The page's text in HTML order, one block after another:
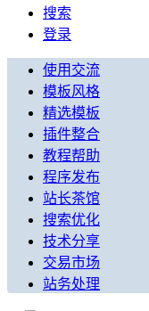
搜索
登录
使用交流
模板风格
精选模板
插件整合
教程帮助
程序发布
站长茶馆
搜索优化
技术分享
交易市场
站务处理